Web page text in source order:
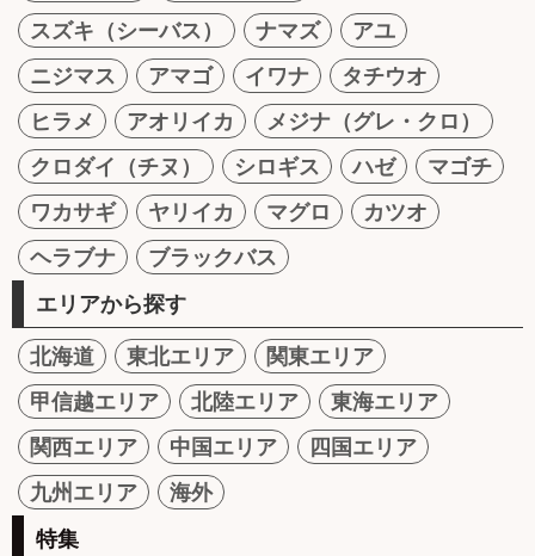
スズキ（シーバス）
ナマズ
アユ
ニジマス
アマゴ イワナ
タチウオ
ヒラメ
アオリイカ
メジナ（グレ・クロ）
クロダイ（チヌ）
シロギス ハゼ
マゴチ
ワカサギ
ヤリイカ マグロ
カツオ
ヘラブナ
ブラックバス
エリアから探す
北海道 東北エリア
関東エリア
甲信越エリア
北陸エリア
東海エリア
関西エリア
中国エリア
四国エリア
九州エリア
海外
特集